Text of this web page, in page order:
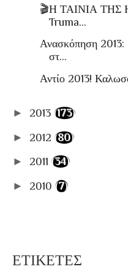
🎬Η ΤΑΙΝΙΑ ΤΗΣ
Truma...
Ανασκόπηση 2013:
στ...
Αντίο 2013!
► 2013 (173)
► 2012 (80)
► 2011 (34)
► 2010 (7)
ΕΤΙΚΕΤΕΣ